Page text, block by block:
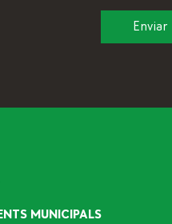
MUNICIPALS